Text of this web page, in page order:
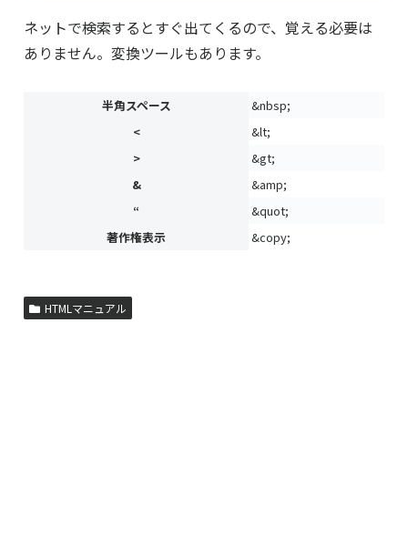
ネットで検索するとすぐ出てくるので、覚える必要は
ありません。変換ツールもあります。
半角スペース
&nbsp;
<
&lt;
>
&gt;
&
&amp;
“
&quot;
著作権表示
&copy;
HTMLマニュアル